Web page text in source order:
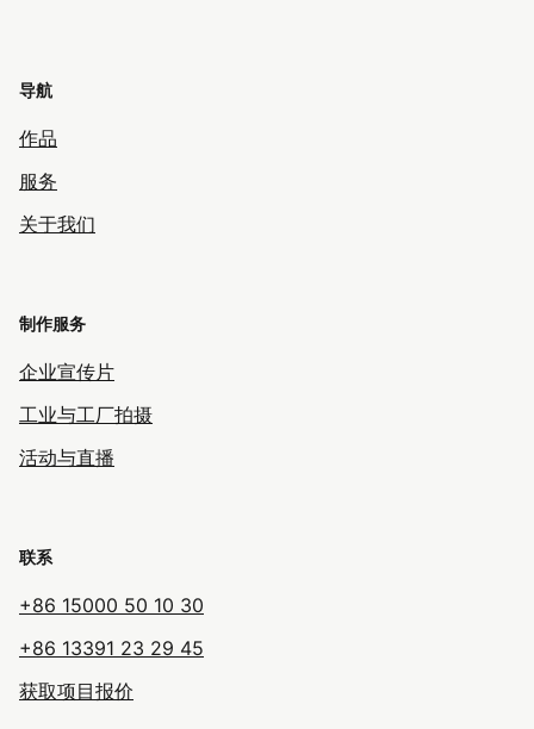
导航
作品
服务
关于我们
制作服务
企业宣传片
工业与工厂拍摄
活动与直播
联系
+86 15000 50 10 30
+86 13391 23 29 45
获取项目报价